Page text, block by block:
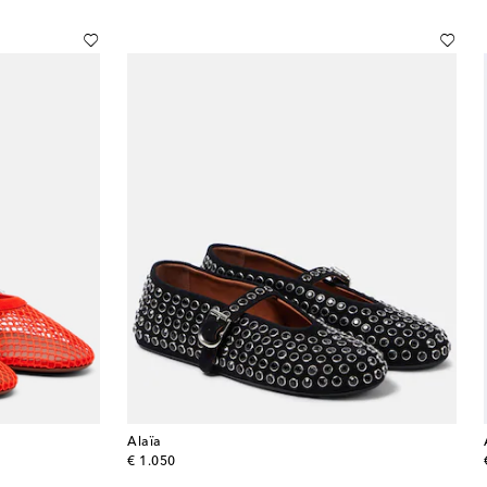
Alaïa
€ 1.050
original price